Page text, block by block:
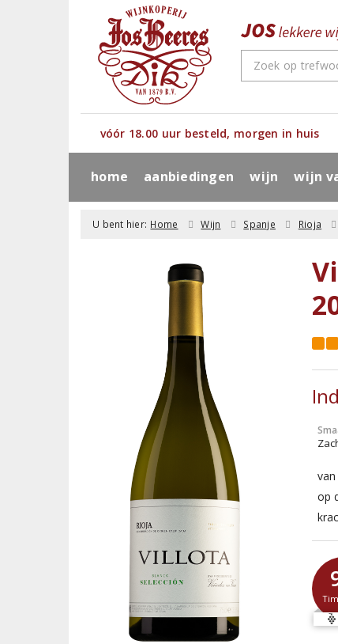
vóór 18.00 uur besteld, morgen in huis
home aanbiedingen wijn wijn
U bent hier: Home Wijn Spanje Rioja
op